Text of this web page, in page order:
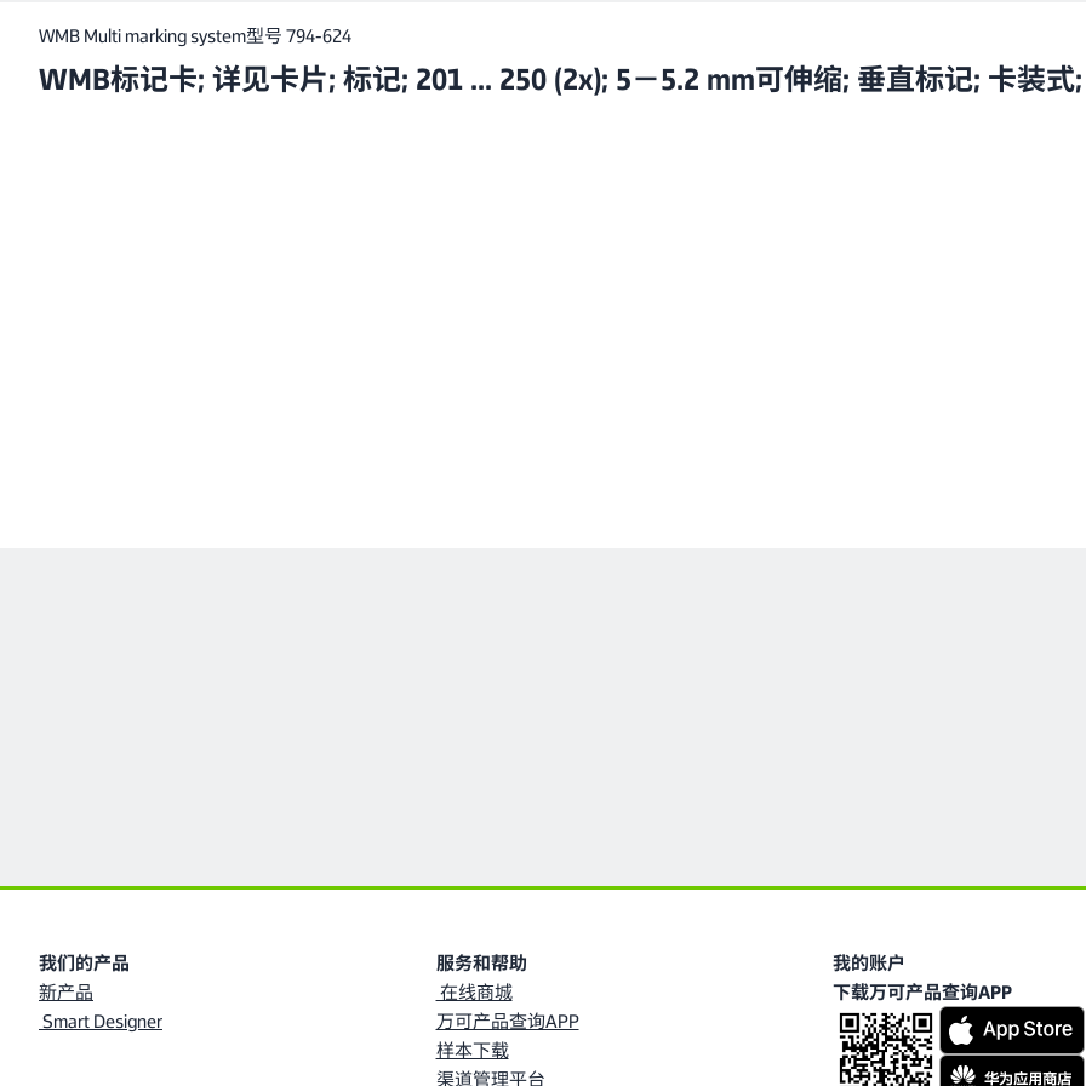
WMB Multi marking system型号 794-624
WMB标记卡; 详见卡片; 标记; 201 ... 250 (2x); 5－5.2 mm可伸缩; 垂直标记; 卡装式
我们的产品
新产品
Smart Designer
服务和帮助
在线商城
万可产品查询APP
样本下载
渠道管理平台
我的账户
下载万可产品查询APP